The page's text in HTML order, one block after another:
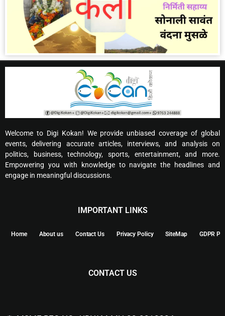
Welcome to Digi Kokan! We provide unbiased coverage of global
events, delivering accurate articles, interviews, and analysis on
politics, business, technology, sports, entertainment, and more.
Empowering you with knowledge to navigate the headlines and
engage in meaningful discussions.
IMPORTANT LINKS
Home About us Contact Us Privacy Policy SiteMap GDPR
CONTACT US